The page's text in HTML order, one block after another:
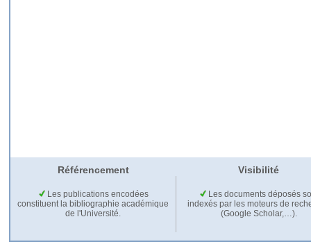
Référencement Visibilité
Les publications encodées
constituent la bibliographie académique
de l'Université.
Les documents déposés
indexés par les moteurs de
(Google Scholar,…).